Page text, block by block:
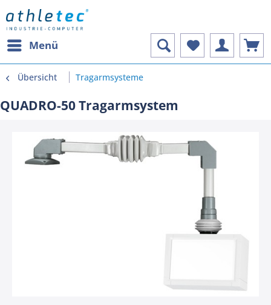
Menü
Übersicht Tragarmsysteme
QUADRO-50 Tragarmsystem